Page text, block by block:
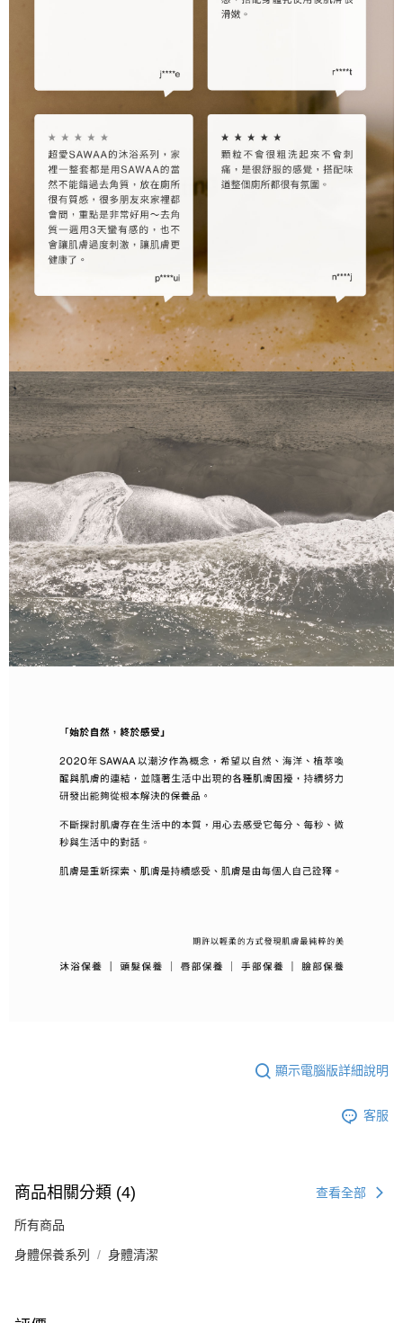
顯示電腦版詳細說明
客服
商品相關分類 (4) 查看全部
所有商品
身體保養系列 身體清潔